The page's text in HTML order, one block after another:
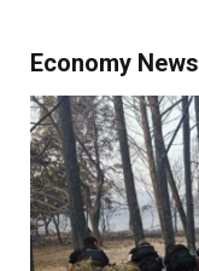
Economy News